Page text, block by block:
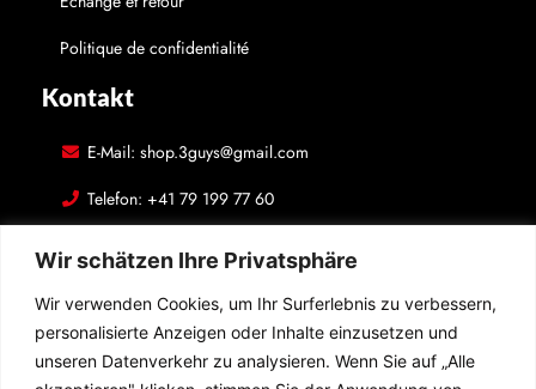
Wir schätzen Ihre Privatsphäre
Wir verwenden Cookies, um Ihr Surferlebnis zu verbessern,
personalisierte Anzeigen oder Inhalte einzusetzen und
unseren Datenverkehr zu analysieren. Wenn Sie auf „Alle
Politique de confidentialité
Kontakt
E-Mail: shop.3guys@gmail.com
Telefon: +41 79 199 77 60
Adresse: Luzernstrasse 29, 4500 Solothurn, Schweiz
Folgen Sie uns auf den sozialen Medien! Hinterlassen Sie
Bewertungen auf Google Maps! Wir überraschen Sie mit